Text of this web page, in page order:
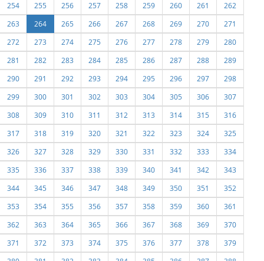
254
255 256 257 258 259 260 261
262
263
264 265 266 267 268 269 270
271
272
273 274 275 276 277 278 279
280
281
282 283 284 285 286 287 288
289
290
291 292 293 294 295 296 297
298
299
300 301 302 303 304 305 306
307
308
309 310 311 312 313 314 315
316
317
318 319 320 321 322 323 324
325
326
327 328 329 330 331 332 333
334
335
336 337 338 339 340 341 342
343
344
345 346 347 348 349 350 351
352
353
354 355 356 357 358 359 360
361
362
363 364 365 366 367 368 369
370
371
372 373 374 375 376 377 378
379